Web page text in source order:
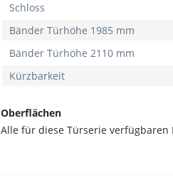
Schloss
Bänder Türhöhe 1985 mm
Bänder Türhöhe 2110 mm
Kürzbarkeit
Oberflächen
Alle für diese Türserie